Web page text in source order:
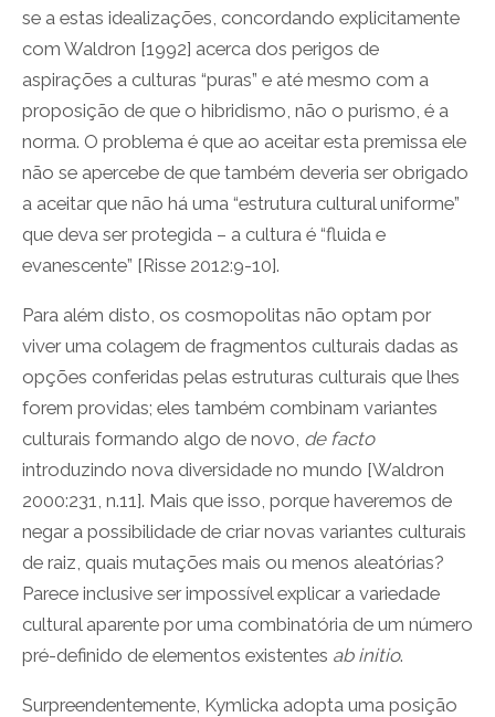
se a estas idealizações, concordando explicitamente
com Waldron [1992] acerca dos perigos de
aspirações a culturas “puras” e até mesmo com a
proposição de que o hibridismo, não o purismo, é a
norma. O problema é que ao aceitar esta premissa ele
não se apercebe de que também deveria ser obrigado
a aceitar que não há uma “estrutura cultural uniforme”
que deva ser protegida – a cultura é “fluida e
evanescente” [Risse 2012:9-10].
Para além disto, os cosmopolitas não optam por
viver uma colagem de fragmentos culturais dadas as
opções conferidas pelas estruturas culturais que lhes
forem providas; eles também combinam variantes
culturais formando algo de novo, de facto
introduzindo nova diversidade no mundo [Waldron
2000:231, n.11]. Mais que isso, porque haveremos de
negar a possibilidade de criar novas variantes culturais
de raiz, quais mutações mais ou menos aleatórias?
Parece inclusive ser impossível explicar a variedade
cultural aparente por uma combinatória de um número
pré-definido de elementos existentes ab initio.
Surpreendentemente, Kymlicka adopta uma posição